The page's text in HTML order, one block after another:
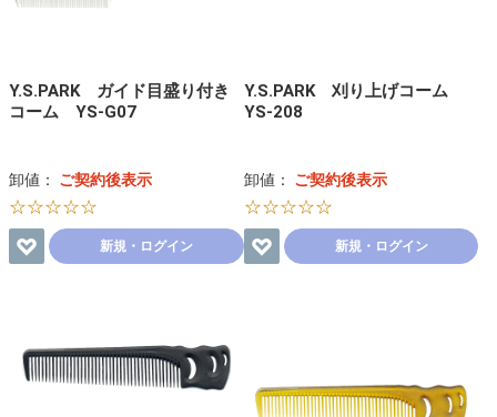
Y.S.PARK ガイド目盛り付き
コーム YS-G07
卸値： ご契約後表示
☆☆☆☆☆
新規・ログイン
Y.S.PARK 刈り上げコーム
YS-208
卸値： ご契約後表示
☆☆☆☆☆
新規・ログイン